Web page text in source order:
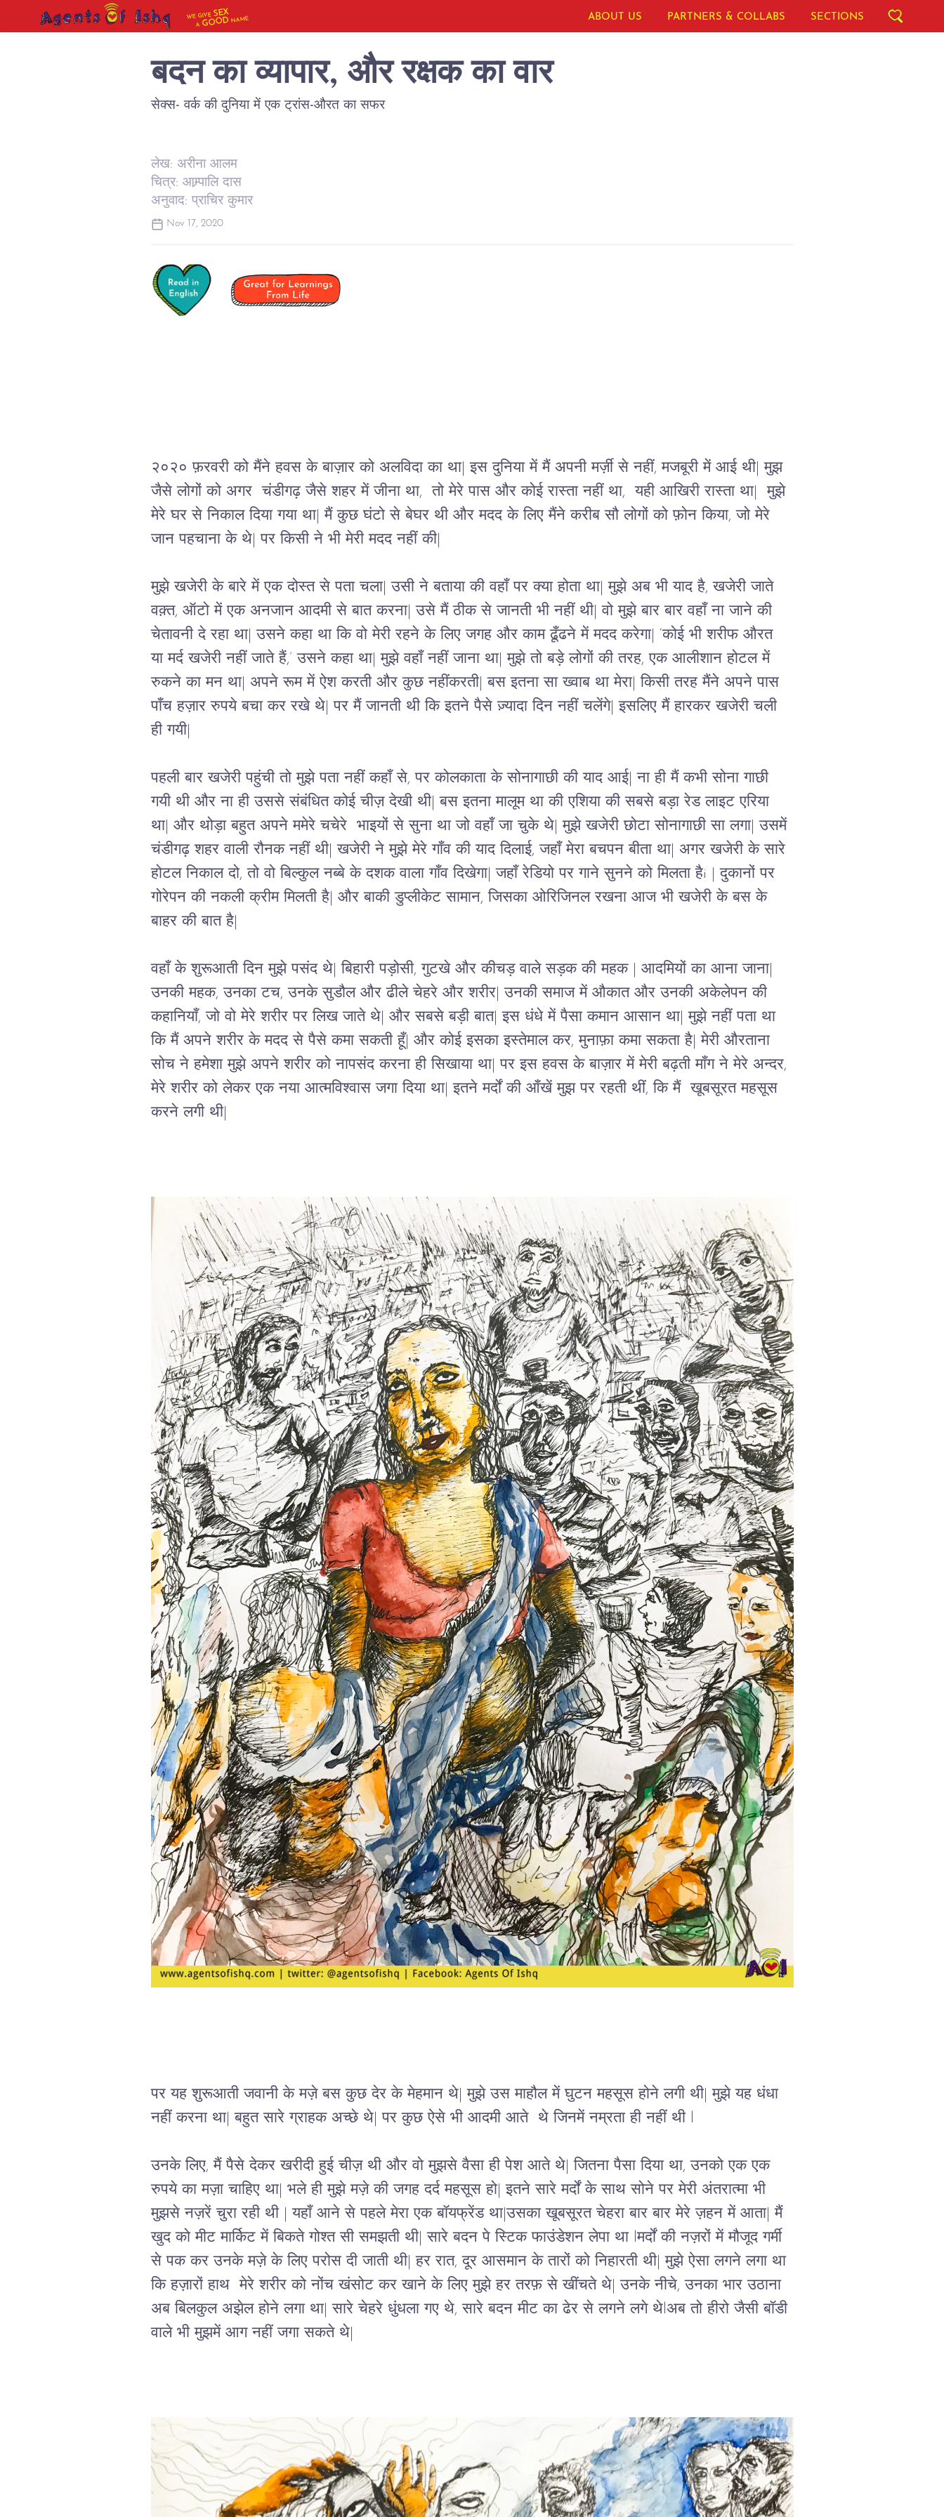
WE GIVESEX
AGOOD NAME ABOUT US PARTNERS & COLLABS SECTIONS
बदन का व्यापार, और रक्षक का वार
सेक्स- वर्क की दुनिया में एक ट्रांस-औरत का सफर
लेख: अरीना आलम
चित्र: आम्र्पालि दास
अनुवाद: प्राचिर कुमार
Nov 17, 2020
२०२० फ़रवरी को मैंने हवस के बाज़ार को अलविदा का था| इस दुनिया में मैं अपनी मर्ज़ी से नहीं, मजबूरी में आई थी| मुझ
जैसे लोगों को अगर  चंडीगढ़ जैसे शहर में जीना था,  तो मेरे पास और कोई रास्ता नहीं था,  यही आखिरी रास्ता था|  मुझे
मेरे घर से निकाल दिया गया था| मैं कुछ घंटो से बेघर थी और मदद के लिए मैंने करीब सौ लोगों को फ़ोन किया, जो मेरे
जान पहचाना के थे| पर किसी ने भी मेरी मदद नहीं की|
मुझे खजेरी के बारे में एक दोस्त से पता चला| उसी ने बताया की वहाँ पर क्या होता था| मुझे अब भी याद है, खजेरी जाते
वक़्त, ऑटो में एक अनजान आदमी से बात करना| उसे मैं ठीक से जानती भी नहीं थी| वो मुझे बार बार वहाँ ना जाने की
चेतावनी दे रहा था| उसने कहा था कि वो मेरी रहने के लिए जगह और काम ढूँढने में मदद करेगा| ‘कोई भी शरीफ औरत
या मर्द खजेरी नहीं जाते हैं,’ उसने कहा था| मुझे वहाँ नहीं जाना था| मुझे तो बड़े लोगों की तरह, एक आलीशान होटल में
रुकने का मन था| अपने रूम में ऐश करती और कुछ नहींकरती| बस इतना सा ख्वाब था मेरा| किसी तरह मैंने अपने पास
पाँच हज़ार रुपये बचा कर रखे थे| पर मैं जानती थी कि इतने पैसे ज़्यादा दिन नहीं चलेंगे| इसलिए मैं हारकर खजेरी चली
ही गयी|
पहली बार खजेरी पहुंची तो मुझे पता नहीं कहाँ से, पर कोलकाता के सोनागाछी की याद आई| ना ही मैं कभी सोना गाछी
गयी थी और ना ही उससे संबंधित कोई चीज़ देखी थी| बस इतना मालूम था की एशिया की सबसे बड़ा रेड लाइट एरिया
था| और थोड़ा बहुत अपने ममेरे चचेरे  भाइयों से सुना था जो वहाँ जा चुके थे| मुझे खजेरी छोटा सोनागाछी सा लगा| उसमें
चंडीगढ़ शहर वाली रौनक नहीं थी| खजेरी ने मुझे मेरे गाँव की याद दिलाई, जहाँ मेरा बचपन बीता था| अगर खजेरी के सारे
होटल निकाल दो, तो वो बिल्कुल नब्बे के दशक वाला गाँव दिखेगा| जहाँ रेडियो पर गाने सुनने को मिलता हैi | दुकानों पर
गोरेपन की नकली क्रीम मिलती है| और बाकी डुप्लीकेट सामान, जिसका ओरिजिनल रखना आज भी खजेरी के बस के
बाहर की बात है|
वहाँ के शुरूआती दिन मुझे पसंद थे| बिहारी पड़ोसी, गुटखे और कीचड़ वाले सड़क की महक | आदमियों का आना जाना|
उनकी महक, उनका टच, उनके सुडौल और ढीले चेहरे और शरीर| उनकी समाज में औकात और उनकी अकेलेपन की
कहानियाँ, जो वो मेरे शरीर पर लिख जाते थे| और सबसे बड़ी बात| इस धंधे में पैसा कमान आसान था| मुझे नहीं पता था
कि मैं अपने शरीर के मदद से पैसे कमा सकती हूँ| और कोई इसका इस्तेमाल कर, मुनाफ़ा कमा सकता है| मेरी औरताना
सोच ने हमेशा मुझे अपने शरीर को नापसंद करना ही सिखाया था| पर इस हवस के बाज़ार में मेरी बढ़ती माँग ने मेरे अन्दर,
मेरे शरीर को लेकर एक नया आत्मविश्वास जगा दिया था| इतने मर्दों की आँखें मुझ पर रहती थीं, कि मैं  खूबसूरत महसूस
करने लगी थी|
पर यह शुरूआती जवानी के मज़े बस कुछ देर के मेहमान थे| मुझे उस माहौल में घुटन महसूस होने लगी थी| मुझे यह धंधा
नहीं करना था| बहुत सारे ग्राहक अच्छे थे| पर कुछ ऐसे भी आदमी आते  थे जिनमें नम्रता ही नहीं थी l
उनके लिए, मैं पैसे देकर खरीदी हुई चीज़ थी और वो मुझसे वैसा ही पेश आते थे| जितना पैसा दिया था, उनको एक एक
रुपये का मज़ा चाहिए था| भले ही मुझे मज़े की जगह दर्द महसूस हो| इतने सारे मर्दों के साथ सोने पर मेरी अंतरात्मा भी
मुझसे नज़रें चुरा रही थी | यहाँ आने से पहले मेरा एक बॉयफ्रेंड था|उसका खूबसूरत चेहरा बार बार मेरे ज़हन में आता| मैं
खुद को मीट मार्किट में बिकते गोश्त सी समझती थी| सारे बदन पे स्टिक फाउंडेशन लेपा था lमर्दों की नज़रों में मौजूद गर्मी
से पक कर उनके मज़े के लिए परोस दी जाती थी| हर रात, दूर आसमान के तारों को निहारती थी| मुझे ऐसा लगने लगा था
कि हज़ारों हाथ  मेरे शरीर को नोंच खंसोट कर खाने के लिए मुझे हर तरफ़ से खींचते थे| उनके नीचे, उनका भार उठाना
अब बिलकुल अझेल होने लगा था| सारे चेहरे धुंधला गए थे, सारे बदन मीट का ढेर से लगने लगे थेlअब तो हीरो जैसी बॉडी
वाले भी मुझमें आग नहीं जगा सकते थे|